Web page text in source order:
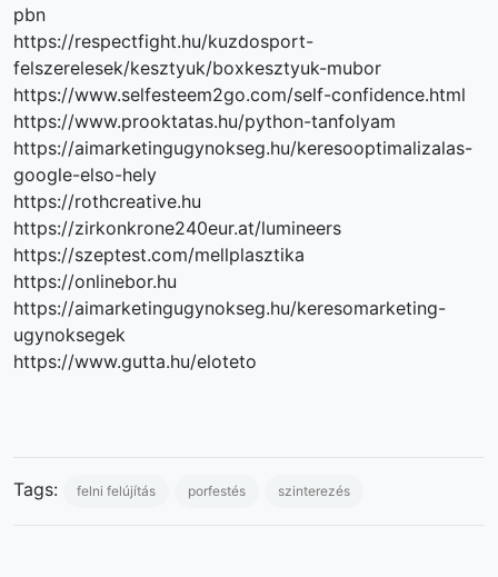
pbn
https://respectfight.hu/kuzdosport-
felszerelesek/kesztyuk/boxkesztyuk-mubor
https://www.selfesteem2go.com/self-confidence.html
https://www.prooktatas.hu/python-tanfolyam
https://aimarketingugynokseg.hu/keresooptimalizalas-
google-elso-hely
https://rothcreative.hu
https://zirkonkrone240eur.at/lumineers
https://szeptest.com/mellplasztika
https://onlinebor.hu
https://aimarketingugynokseg.hu/keresomarketing-
ugynoksegek
https://www.gutta.hu/eloteto
Tags: felni felújítás porfestés szinterezés